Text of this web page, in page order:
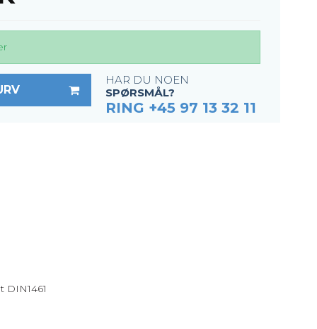
HAR DU NOEN
SPØRSMÅL?
RING +45 97 13 32 11
DIN1461